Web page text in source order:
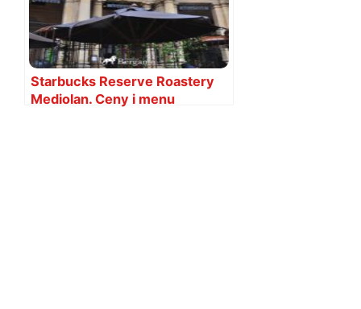
Starbucks Reserve Roastery
Mediolan. Ceny i menu